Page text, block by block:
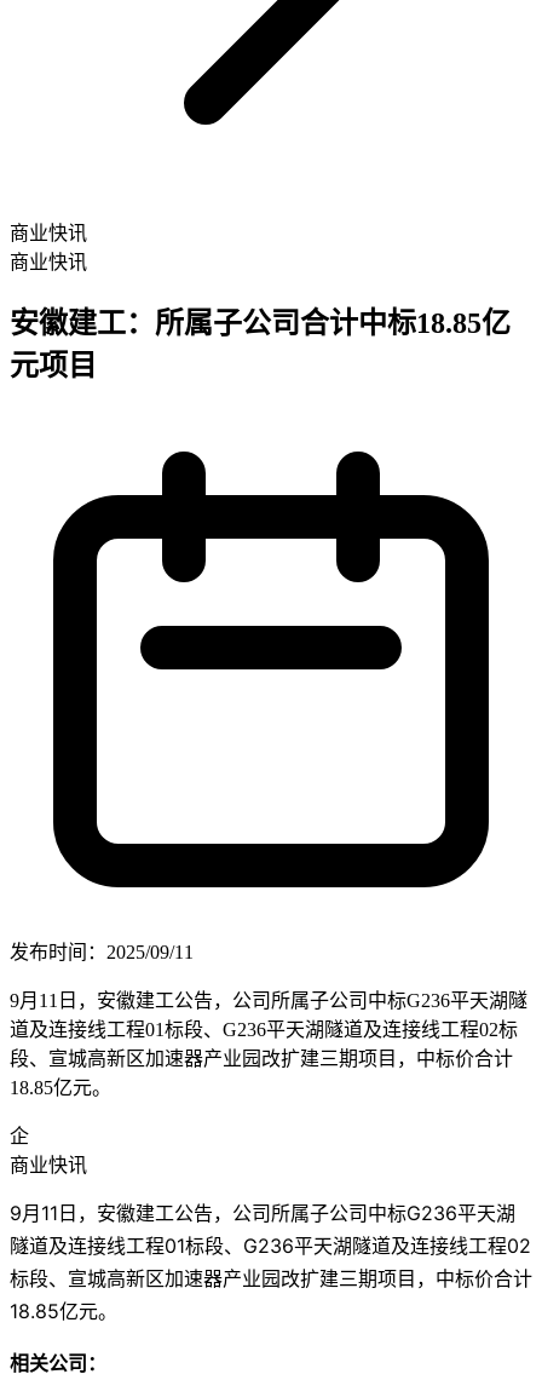
商业快讯
商业快讯
安徽建工：所属子公司合计中标18.85亿
元项目
发布时间：2025/09/11
9月11日，安徽建工公告，公司所属子公司中标G236平天湖隧
道及连接线工程01标段、G236平天湖隧道及连接线工程02标
段、宣城高新区加速器产业园改扩建三期项目，中标价合计
18.85亿元。
企
商业快讯
9月11日，安徽建工公告，公司所属子公司中标G236平天湖
隧道及连接线工程01标段、G236平天湖隧道及连接线工程02
标段、宣城高新区加速器产业园改扩建三期项目，中标价合计
18.85亿元。
相关公司：